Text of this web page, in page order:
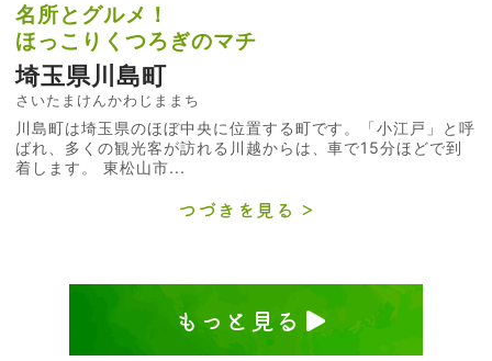
名所とグルメ！
ほっこりくつろぎのマチ
埼玉県川島町
さいたまけんかわじままち
川島町は埼玉県のほぼ中央に位置する町です。「小江戸」と呼
ばれ、多くの観光客が訪れる川越からは、車で15分ほどで到
着します。 東松山市...
つづきを見る
もっと見る